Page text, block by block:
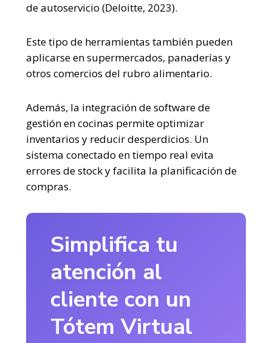
de autoservicio (Deloitte, 2023).
Este tipo de herramientas también pueden
aplicarse en supermercados, panaderías y
otros comercios del rubro alimentario.
Además, la integración de software de
gestión en cocinas permite optimizar
inventarios y reducir desperdicios. Un
sistema conectado en tiempo real evita
errores de stock y facilita la planificación de
compras.
Simplifica tu
atención al
cliente con un
Tótem Virtual